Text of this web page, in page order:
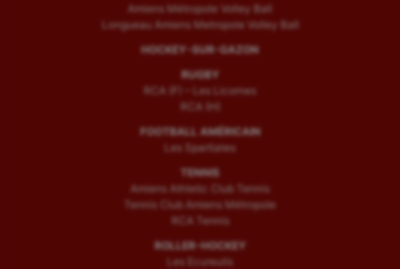
Amiens Métropole Volley Ball
Longueau Amiens Metropole Volley Ball
HOCKEY-SUR-GAZON
RUGBY
RCA (F) – Les Licornes
RCA (H)
FOOTBALL AMÉRICAIN
Les Spartiates
TENNIS
Amiens Athletic Club Tennis
Tennis Club Amiens Métropole
RCA Tennis
ROLLER-HOCKEY
Les Ecureuils